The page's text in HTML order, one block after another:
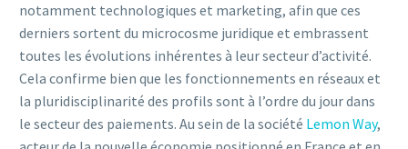
notamment technologiques et marketing, afin que ces
derniers sortent du microcosme juridique et embrassent
toutes les évolutions inhérentes à leur secteur d’activité.
Cela confirme bien que les fonctionnements en réseaux et
la pluridisciplinarité des profils sont à l’ordre du jour dans
le secteur des paiements. Au sein de la société Lemon Way,